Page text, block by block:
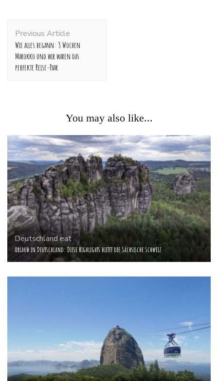
Navigation
Previous Article
Wie alles begann: 3 Wochen
Marokko und wir waren das
perfekte Reise-Paar
You may also like...
Deutschlandeat
Urlaub in Deutschland: Diese Highlights bietet die Sächsische Schweiz